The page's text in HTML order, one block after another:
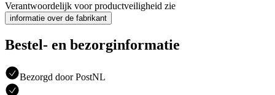
Verantwoordelijk voor productveiligheid zie
informatie over de fabrikant
Bestel- en bezorginformatie
Bezorgd door PostNL